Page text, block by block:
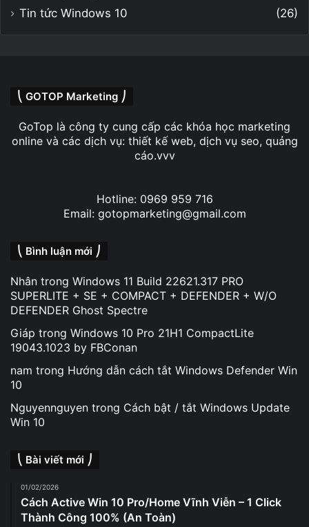
Tin tức Windows 10
(26)
⎝ GOTOP Marketing ⎠
GoTop là công ty cung cấp các khóa học marketing
online và các dịch vụ: thiết kế web, dịch vụ seo, quảng
cáo.vvv
Hotline: 0969 959 716
Email: gotopmarketing@gmail.com
⎝ Bình luận mới ⎠
Nhân trong Windows 11 Build 22621.317 PRO
SUPERLITE + SE + COMPACT + DEFENDER + W/O
DEFENDER Ghost Spectre
Giáp trong Windows 10 Pro 21H1 CompactLite
19043.1023 by FBConan
nam trong Hướng dẫn cách tắt Windows Defender Win
10
Nguyennguyen trong Cách bật / tắt Windows Update
Win 10
⎝ Bài viết mới ⎠
01/02/2026
Cách Active Win 10 Pro/Home Vĩnh Viễn – 1 Click
Thành Công 100% (An Toàn)